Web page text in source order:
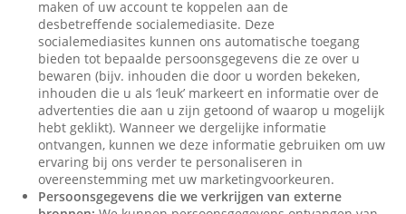
maken of uw account te koppelen aan de
desbetreffende socialemediasite. Deze
socialemediasites kunnen ons automatische toegang
bieden tot bepaalde persoonsgegevens die ze over u
bewaren (bijv. inhouden die door u worden bekeken,
inhouden die u als ‘leuk’ markeert en informatie over de
advertenties die aan u zijn getoond of waarop u mogelijk
hebt geklikt). Wanneer we dergelijke informatie
ontvangen, kunnen we deze informatie gebruiken om uw
ervaring bij ons verder te personaliseren in
overeenstemming met uw marketingvoorkeuren.
Persoonsgegevens die we verkrijgen van externe